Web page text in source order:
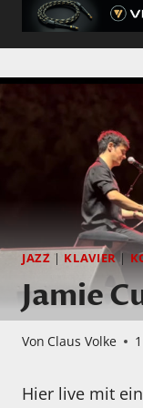
JAZZ | KLAVIER|
Jamie
Von Claus Volke
Hier live mit